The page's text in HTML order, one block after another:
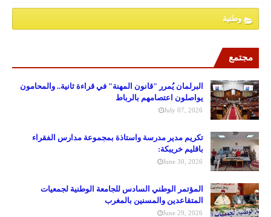
وطنية
مجتمع
البرلمان يُمرر "قانون المهنة" في قراءة ثانية.. والمحامون
يواصلون اعتصامهم بالرباط
July 07, 2026
تكريم مدير مدرسة واستاذة بمجموعة مدارس الفقراء
باقليم خريبكة:
June 30, 2026
المؤتمر الوطني السادس للجامعة الوطنية لجمعيات
المتقاعدين والمسنين بالمغرب
June 29, 2026